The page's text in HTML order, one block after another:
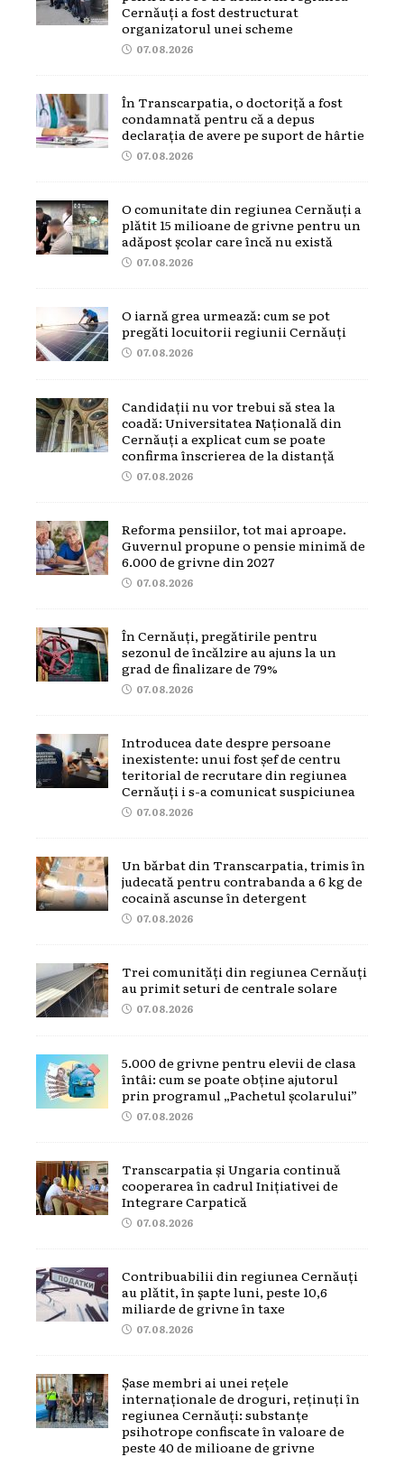
Cernăuți a fost destructurat
organizatorul unei scheme
07.08.2026
În Transcarpatia, o doctoriță a fost
condamnată pentru că a depus
declarația de avere pe suport de hârtie
07.08.2026
O comunitate din regiunea Cernăuți a
plătit 15 milioane de grivne pentru un
adăpost școlar care încă nu există
07.08.2026
O iarnă grea urmează: cum se pot
pregăti locuitorii regiunii Cernăuți
07.08.2026
Candidații nu vor trebui să stea la
coadă: Universitatea Națională din
Cernăuți a explicat cum se poate
confirma înscrierea de la distanță
07.08.2026
Reforma pensiilor, tot mai aproape.
Guvernul propune o pensie minimă de
6.000 de grivne din 2027
07.08.2026
În Cernăuți, pregătirile pentru
sezonul de încălzire au ajuns la un
grad de finalizare de 79%
07.08.2026
Introducea date despre persoane
inexistente: unui fost șef de centru
teritorial de recrutare din regiunea
Cernăuți i s-a comunicat suspiciunea
07.08.2026
Un bărbat din Transcarpatia, trimis în
judecată pentru contrabanda a 6 kg de
cocaină ascunse în detergent
07.08.2026
Trei comunități din regiunea Cernăuți
au primit seturi de centrale solare
07.08.2026
5.000 de grivne pentru elevii de clasa
întâi: cum se poate obține ajutorul
prin programul „Pachetul școlarului”
07.08.2026
Transcarpatia și Ungaria continuă
cooperarea în cadrul Inițiativei de
Integrare Carpatică
07.08.2026
Contribuabilii din regiunea Cernăuți
au plătit, în șapte luni, peste 10,6
miliarde de grivne în taxe
07.08.2026
Șase membri ai unei rețele
internaționale de droguri, reținuți în
regiunea Cernăuți: substanțe
psihotrope confiscate în valoare de
peste 40 de milioane de grivne